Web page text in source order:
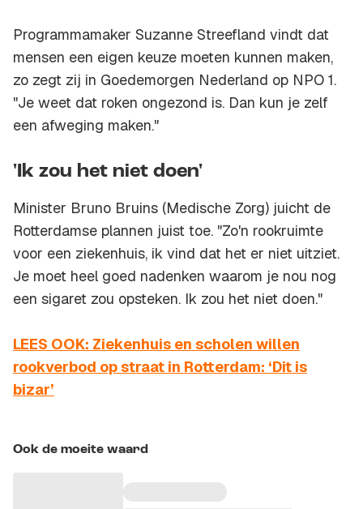
Programmamaker Suzanne Streefland vindt dat
mensen een eigen keuze moeten kunnen maken,
zo zegt zij in Goedemorgen Nederland op NPO 1.
"Je weet dat roken ongezond is. Dan kun je zelf
een afweging maken."
'Ik zou het niet doen'
Minister Bruno Bruins (Medische Zorg) juicht de
Rotterdamse plannen juist toe. "Zo'n rookruimte
voor een ziekenhuis, ik vind dat het er niet uitziet.
Je moet heel goed nadenken waarom je nou nog
een sigaret zou opsteken. Ik zou het niet doen."
LEES OOK: Ziekenhuis en scholen willen
rookverbod op straat in Rotterdam: ‘Dit is
bizar’
Ook de moeite waard